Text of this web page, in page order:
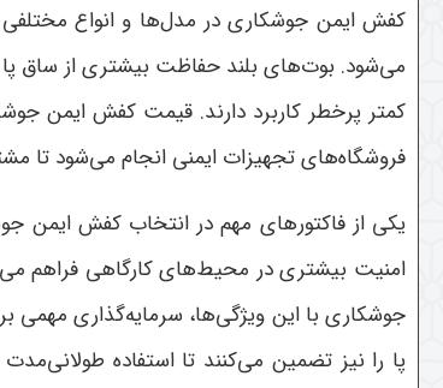
کفش ایمن جوشکاری در مدل‌ها و انواع
می‌شود. بوت‌های بلند حفاظت بیشتری از ساق
کمتر پرخطر کاربرد دارند. قیمت کفش ایمن
فروشگاه‌های تجهیزات ایمنی انجام می‌شود تا
یکی از فاکتورهای مهم در انتخاب کفش ایمن
امنیت بیشتری در محیط‌های کارگاهی فراهم
جوشکاری با این ویژگی‌ها، سرمایه‌گذاری
پا را نیز تضمین می‌کنند تا استفاده